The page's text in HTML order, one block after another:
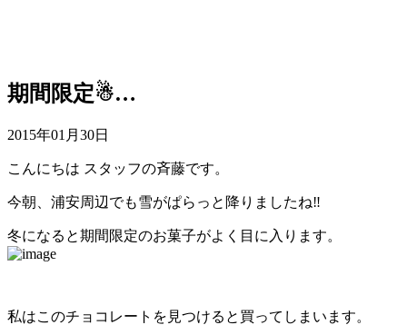
期間限定☃…
2015年01月30日
こんにちは スタッフの斉藤です。
今朝、浦安周辺でも雪がぱらっと降りましたね‼︎
冬になると期間限定のお菓子がよく目に入ります。
私はこのチョコレートを見つけると買ってしまいます。